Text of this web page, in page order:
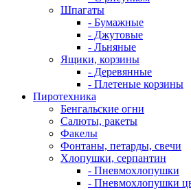
Шпагаты
- Бумажные
- Джутовые
- Льняные
Ящики, корзины
- Деревянные
- Плетеные корзины
Пиротехника
Бенгальские огни
Салюты, ракеты
Факелы
Фонтаны, петарды, свечи
Хлопушки, серпантин
- Пневмохлопушки
- Пневмохлопушки